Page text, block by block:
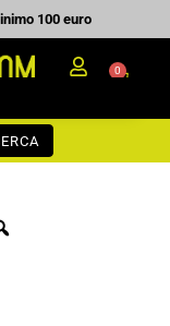
100 euro
0